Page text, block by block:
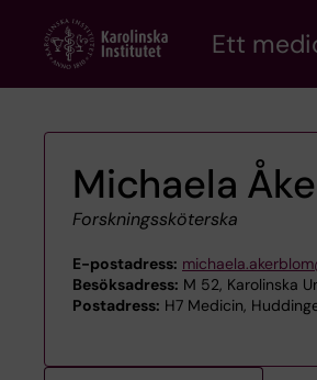
content
Ett
Michaela
Forskningssköterska
E-postadress:
Besöksadress: M 52, Karolinska
Postadress: H7 Medicin,